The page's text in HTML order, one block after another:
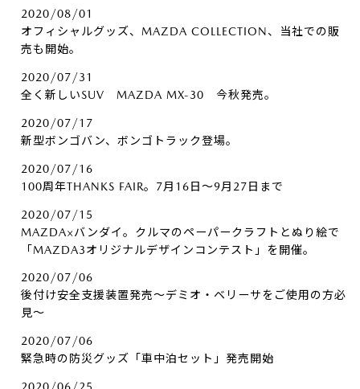
2020/08/01
オフィシャルグッズ、MAZDA COLLECTION、当社での販
売も開始。
2020/07/31
全く新しいSUV MAZDA MX-30 今秋発売。
2020/07/17
新型ボンゴバン、ボンゴトラック登場。
2020/07/16
100周年THANKS FAIR。7月16日～9月27日まで
2020/07/15
MAZDA×バンダイ。クルマのペーパークラフトとぬり絵で
「MAZDA3オリジナルデザインコンテスト」を開催。
2020/07/06
後付け安全支援装置発売～デミオ・ベリーサをご使用の方必
見～
2020/07/06
緊急時の防災グッズ「車中泊セット」発売開始